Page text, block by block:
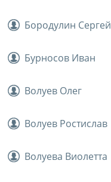
Бородулин Сергей
Бурносов Иван
Волуев Олег
Волуев Ростислав
Волуева Виолетта